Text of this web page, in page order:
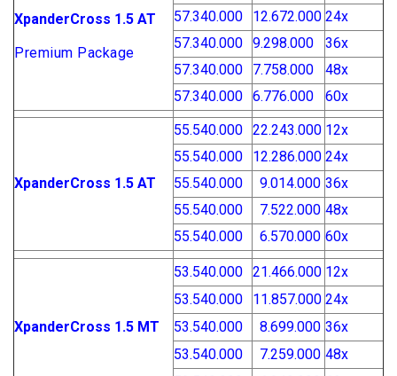
XpanderCross 1.5 AT
Premium Package
57.340.000
12.672.000 24x
57.340.000 9.298.000
36x
57.340.000
7.758.000
48x
57.340.000 6.776.000 60x
XpanderCross 1.5 AT
55.540.000 22.243.000 12x
55.540.000
12.286.000 24x
55.540.000
9.014.000 36x
55.540.000
7.522.000 48x
55.540.000
6.570.000 60x
XpanderCross 1.5 MT
53.540.000 21.466.000 12x
53.540.000
11.857.000 24x
53.540.000
8.699.000 36x
53.540.000
7.259.000 48x